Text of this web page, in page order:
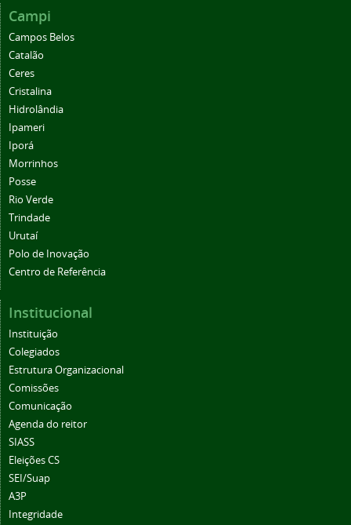
Campi
Campos Belos
Catalão
Ceres
Cristalina
Hidrolândia
Ipameri
Iporá
Morrinhos
Posse
Rio Verde
Trindade
Urutaí
Polo de Inovação
Centro de Referência
Institucional
Instituição
Colegiados
Estrutura Organizacional
Comissões
Comunicação
Agenda do reitor
SIASS
Eleições CS
SEI/Suap
A3P
Integridade